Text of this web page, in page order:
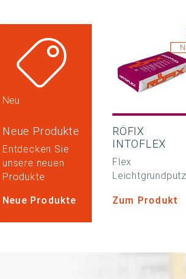
Neu
Neue Produkte
Entdecken Sie
unsere neuen
Produkte
Neue Produkte
RÖFIX
INTOFLEX
Flex
Leichtgrundputz
Zum Produkt